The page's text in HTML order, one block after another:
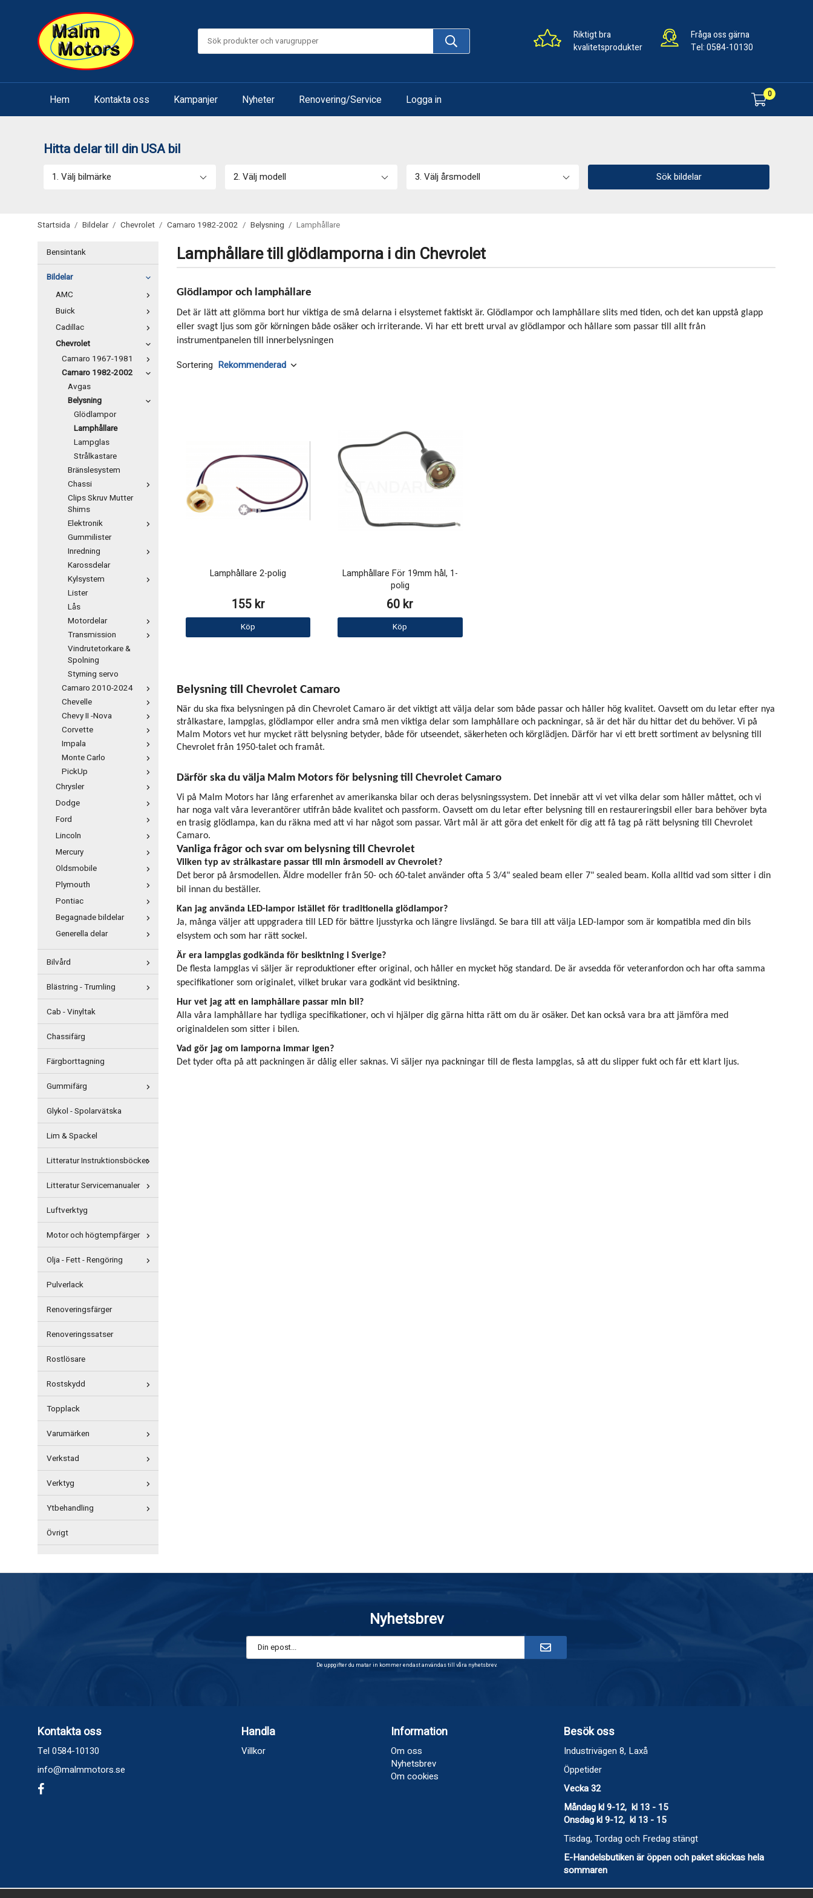
Riktigt bra
kvalitetsprodukter
Fråga oss gärna
Tel:0584-10130
Hem Kontakta oss Kampanjer Nyheter Renovering/Service Logga in 0
Hitta delar till din USA bil
1. Välj bilmärke 2. Välj modell 3. Välj årsmodell Sök bildelar
Startsida / Bildelar / Chevrolet / Camaro 1982-2002 / Belysning / Lamphållare
Bensintank
Bildelar
AMC
Buick
Cadillac
Chevrolet
Camaro 1967-1981
Camaro 1982-2002
Avgas
Belysning
Glödlampor
Lamphållare
Lampglas
Strålkastare
Bränslesystem
Chassi
Clips Skruv Mutter
Shims
Elektronik
Gummilister
Inredning
Karossdelar
Kylsystem
Lister
Lås
Motordelar
Transmission
Vindrutetorkare &
Spolning
Styrning servo
Camaro 2010-2024
Chevelle
Chevy II -Nova
Corvette
Impala
Monte Carlo
PickUp
Chrysler
Dodge
Ford
Lincoln
Mercury
Oldsmobile
Plymouth
Pontiac
Begagnade bildelar
Generella delar
Bilvård
Blästring - Trumling
Cab - Vinyltak
Chassifärg
Färgborttagning
Gummifärg
Glykol - Spolarvätska
Lim & Spackel
Litteratur Instruktionsböcker
Litteratur Servicemanualer
Luftverktyg
Motor och högtempfärger
Olja - Fett - Rengöring
Pulverlack
Renoveringsfärger
Renoveringssatser
Rostlösare
Rostskydd
Topplack
Varumärken
Verkstad
Verktyg
Ytbehandling
Övrigt
Lamphållare till glödlamporna i din Chevrolet
Glödlampor och lamphållare
Det är lätt att glömma bort hur viktiga de små delarna i elsystemet faktiskt är. Glödlampor och lamphållare slits med tiden, och det kan uppstå glapp
eller svagt ljus som gör körningen både osäker och irriterande. Vi har ett brett urval av glödlampor och hållare som passar till allt från
instrumentpanelen till innerbelysningen
Sortering
Lamphållare 2-polig
155 kr
Köp
Lamphållare För 19mm hål, 1-
polig
60 kr
Köp
Belysning till Chevrolet Camaro
När du ska fixa belysningen på din Chevrolet Camaro är det viktigt att välja delar som både passar och håller hög kvalitet. Oavsett om du letar efter nya
strålkastare, lampglas, glödlampor eller andra små men viktiga delar som lamphållare och packningar, så är det här du hittar det du behöver. Vi på
Malm Motors vet hur mycket rätt belysning betyder, både för utseendet, säkerheten och körglädjen. Därför har vi ett brett sortiment av belysning till
Chevrolet från 1950-talet och framåt.
Därför ska du välja Malm Motors för belysning till Chevrolet Camaro
Vi på Malm Motors har lång erfarenhet av amerikanska bilar och deras belysningssystem. Det innebär att vi vet vilka delar som håller måttet, och vi
har noga valt våra leverantörer utifrån både kvalitet och passform. Oavsett om du letar efter belysning till en restaureringsbil eller bara behöver byta
en trasig glödlampa, kan du räkna med att vi har något som passar. Vårt mål är att göra det enkelt för dig att få tag på rätt belysning till Chevrolet
Camaro.
Vanliga frågor och svar om belysning till Chevrolet
Vilken typ av strålkastare passar till min årsmodell av Chevrolet?
Det beror på årsmodellen. Äldre modeller från 50- och 60-talet använder ofta 5 3/4" sealed beam eller 7" sealed beam. Kolla alltid vad som sitter i din
bil innan du beställer.
Kan jag använda LED-lampor istället för traditionella glödlampor?
Ja, många väljer att uppgradera till LED för bättre ljusstyrka och längre livslängd. Se bara till att välja LED-lampor som är kompatibla med din bils
elsystem och som har rätt sockel.
Är era lampglas godkända för besiktning i Sverige?
De flesta lampglas vi säljer är reproduktioner efter original, och håller en mycket hög standard. De är avsedda för veteranfordon och har ofta samma
specifikationer som originalet, vilket brukar vara godkänt vid besiktning.
Hur vet jag att en lamphållare passar min bil?
Alla våra lamphållare har tydliga specifikationer, och vi hjälper dig gärna hitta rätt om du är osäker. Det kan också vara bra att jämföra med
originaldelen som sitter i bilen.
Vad gör jag om lamporna immar igen?
Det tyder ofta på att packningen är dålig eller saknas. Vi säljer nya packningar till de flesta lampglas, så att du slipper fukt och får ett klart ljus.
Nyhetsbrev
De uppgifter du matar in kommer endast användas till våra nyhetsbrev.
Kontakta oss
Tel 0584-10130
info@malmmotors.se
Handla
Villkor
Information
Om oss
Nyhetsbrev
Om cookies
Besök oss
Industrivägen 8, Laxå
Öppetider
Vecka 32
Måndag kl 9-12, kl 13 - 15
Onsdag kl 9-12, kl 13 - 15
Tisdag, Tordag och Fredag stängt
E-Handelsbutiken är öppen och paket skickas hela
sommaren